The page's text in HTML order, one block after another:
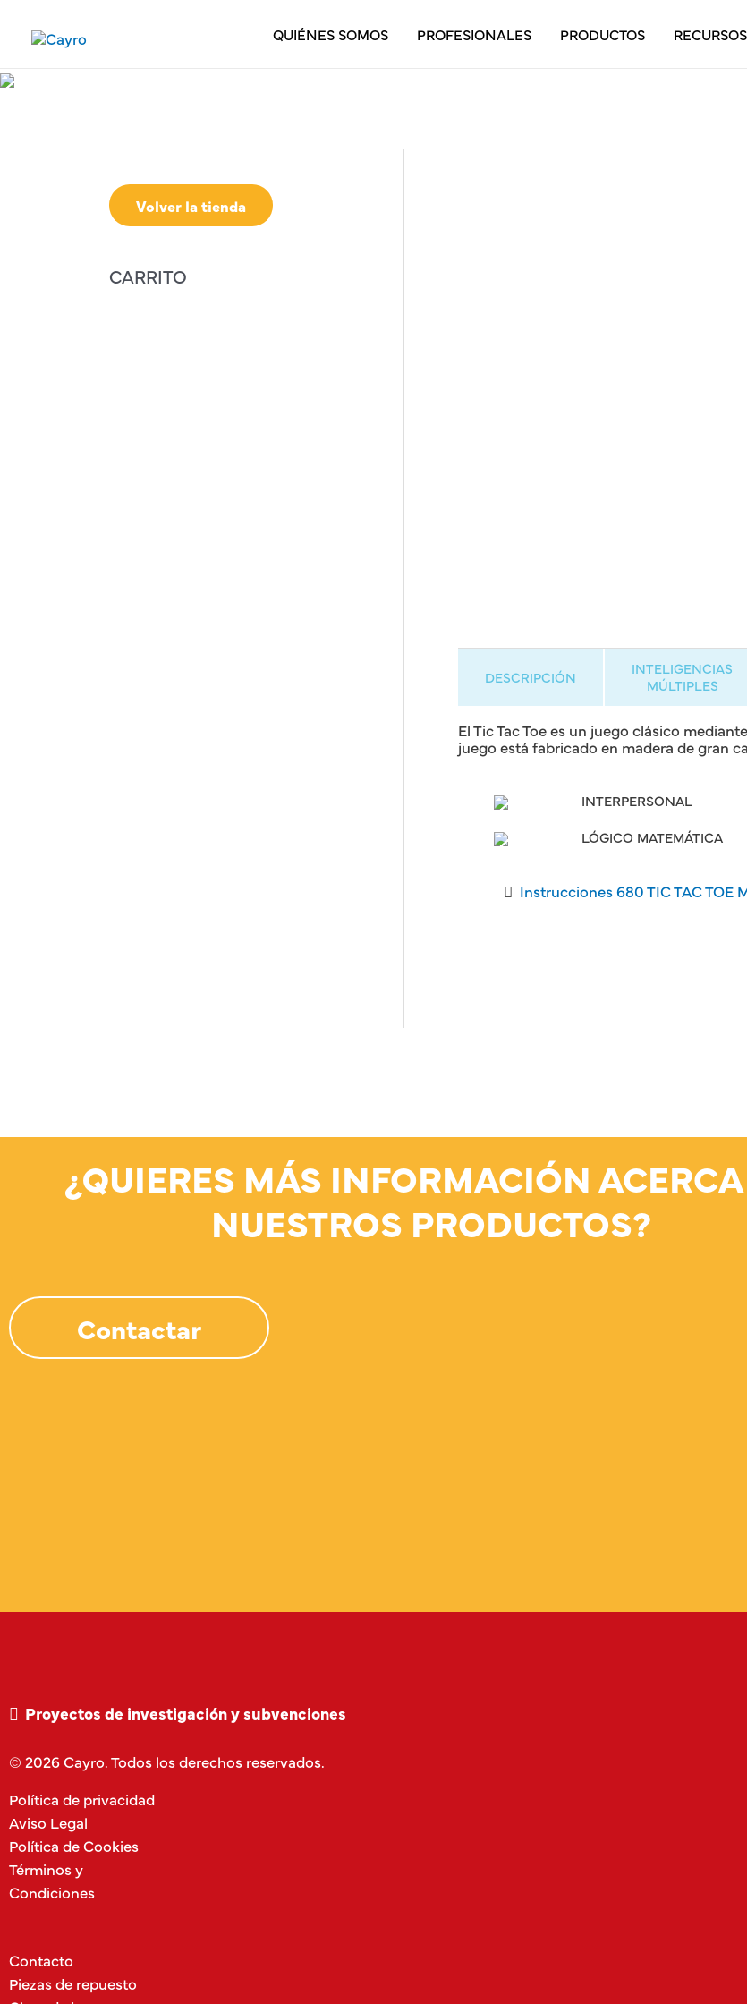
contenido
QUIÉNES SOMOS PROFESIONALES PRODUCTOS RECURSOS
Volver la tienda
CARRITO
DESCRIPCIÓN
INTELIGENCIAS
MÚLTIPLES
El Tic Tac Toe es un juego clásico
juego está fabricado en madera de gran
INTERPERSONAL
LÓGICO MATEMÁTICA
Instrucciones 680 TIC TAC TOE
¿QUIERES MÁS INFORMACIÓN
NUESTROS PRODUCTOS?
Contactar
Proyectos de investigación y subvenciones
© 2026 Cayro. Todos los derechos reservados.
Política de privacidad
Aviso Legal
Política de Cookies
Términos y
Condiciones
Contacto
Piezas de repuesto